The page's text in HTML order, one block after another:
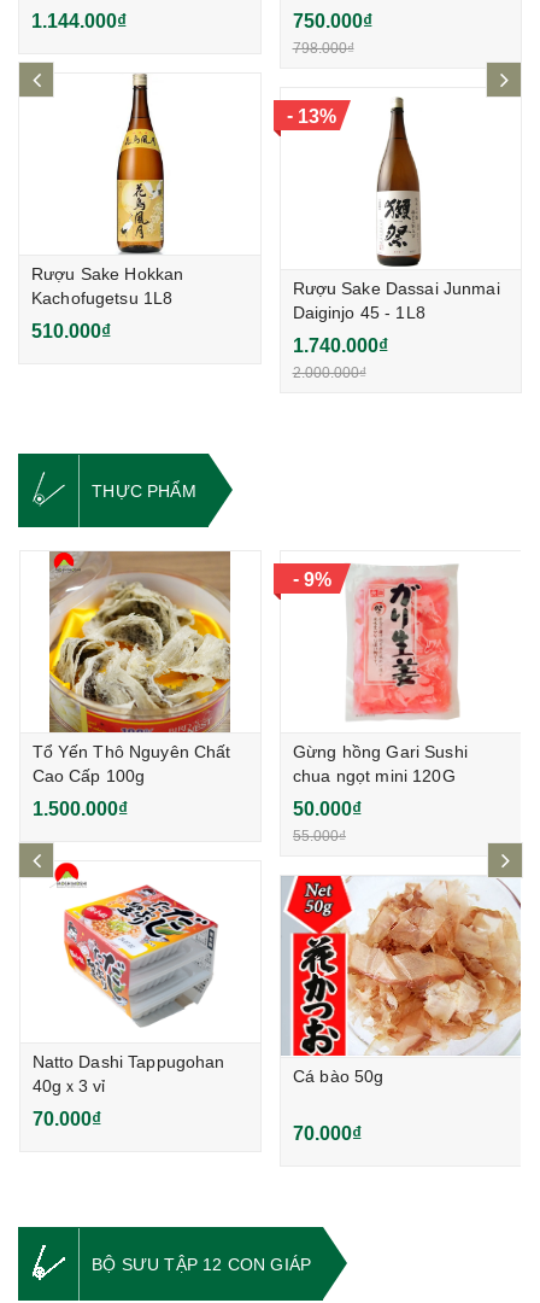
1.144.000₫
Rượu Sake Hokkan
Kachofugetsu 1L8
510.000₫
Junkinpakuiri 1,8L
750.000₫
798.000₫
- 13%
Rượu Sake Dassai Junmai
Daiginjo 45 - 1L8
1.740.000₫
2.000.000₫
THỰC PHẨM
Tổ Yến Thô Nguyên Chất
Cao Cấp 100g
1.500.000₫
Natto Dashi Tappugohan
40gｘ3 vỉ
70.000₫
- 9%
Gừng hồng Gari Sushi
chua ngọt mini 120G
50.000₫
55.000₫
Cá bào 50g
70.000₫
BỘ SƯU TẬP 12 CON GIÁP